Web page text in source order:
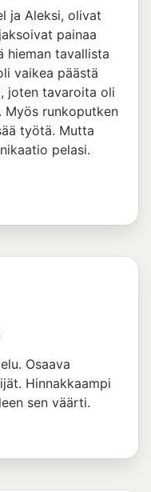
ja Aleksi, olivat
painaa
hieman tavallista
vaikea päästä
joten tavaroita oli
Myös runkoputken
työtä. Mutta
pelasi.
Osaava
Hinnakkaampi
sen väärti.